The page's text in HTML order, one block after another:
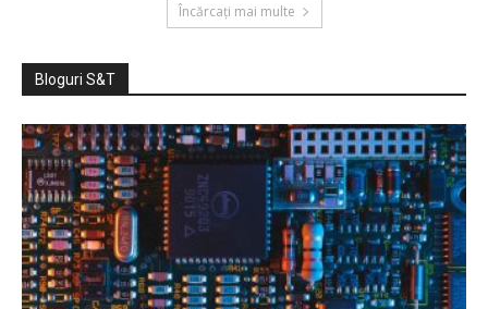
Încărcați mai multe
Bloguri S&T